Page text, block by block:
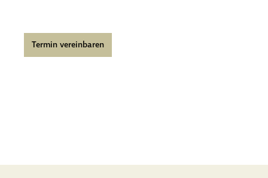
Termin vereinbaren